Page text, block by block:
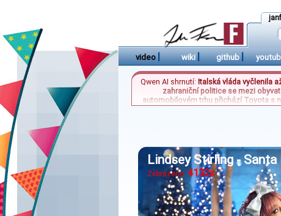
video | wiki | github |
Qwen AI shrnutí: Italská vláda vyčlenila
zahraniční politice se mezi
automobilovém trhu přichází Toyota s
Lindsey Stirling - Santa
Zobrazeno: 4132x